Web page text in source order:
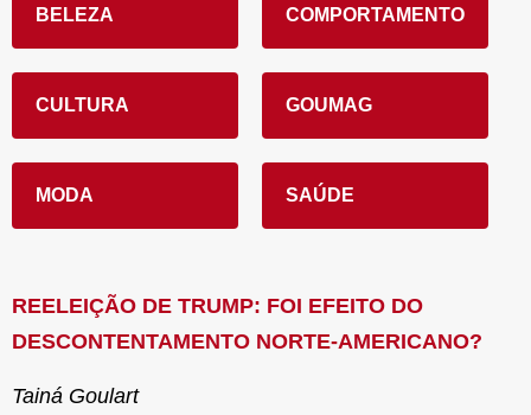
BELEZA COMPORTAMENTO
CULTURA GOUMAG
MODA SAÚDE
REELEIÇÃO DE TRUMP: FOI EFEITO DO
DESCONTENTAMENTO NORTE-AMERICANO?
Tainá Goulart